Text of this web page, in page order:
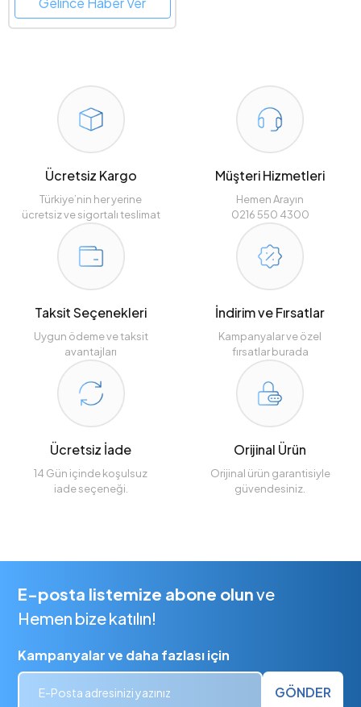
Ücretsiz Kargo
Türkiye’nin her yerine
ücretsiz ve sigortalı teslimat
Müşteri Hizmetleri
Hemen Arayın
0216 550 4300
Taksit Seçenekleri
Uygun ödeme ve taksit
avantajları
İndirim ve Fırsatlar
Kampanyalar ve özel
fırsatlar burada
Ücretsiz İade
14 Gün içinde koşulsuz
iade seçeneği.
Orijinal Ürün
Orijinal ürün garantisiyle
güvendesiniz.
E-posta listemize abone olunve
Hemen bize katılın!
Kampanyalar ve daha fazlası için
GÖNDER